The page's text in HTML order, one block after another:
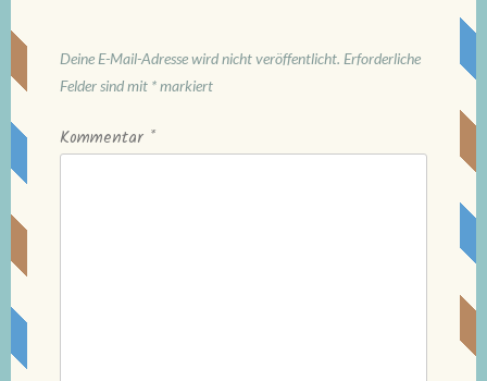
Deine E-Mail-Adresse wird nicht veröffentlicht. Erforderliche
Felder sind mit *markiert
Kommentar *